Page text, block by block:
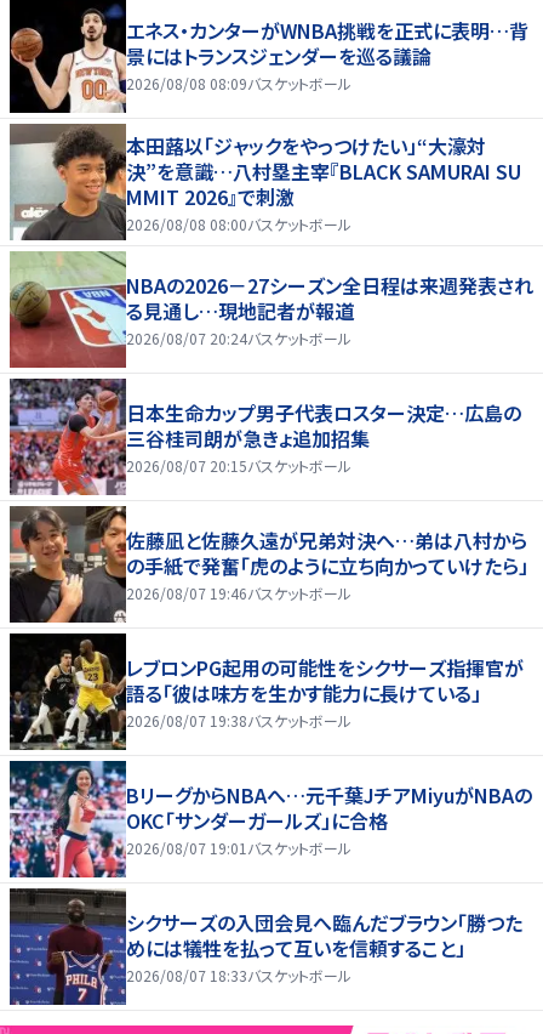
エネス・カンターがWNBA挑戦を正式に表明…背
景にはトランスジェンダーを巡る議論
2026/08/08 08:09バスケットボール
本田蕗以「ジャックをやっつけたい」“大濠対
決”を意識…八村塁主宰『BLACK SAMURAI SU
MMIT 2026』で刺激
2026/08/08 08:00バスケットボール
NBAの2026－27シーズン全日程は来週発表され
る見通し…現地記者が報道
2026/08/07 20:24バスケットボール
日本生命カップ男子代表ロスター決定…広島の
三谷桂司朗が急きょ追加招集
2026/08/07 20:15バスケットボール
佐藤凪と佐藤久遠が兄弟対決へ…弟は八村から
の手紙で発奮「虎のように立ち向かっていけたら」
2026/08/07 19:46バスケットボール
レブロンPG起用の可能性をシクサーズ指揮官が
語る「彼は味方を生かす能力に長けている」
2026/08/07 19:38バスケットボール
BリーグからNBAへ…元千葉JチアMiyuがNBAの
OKC「サンダーガールズ」に合格
2026/08/07 19:01バスケットボール
シクサーズの入団会見へ臨んだブラウン「勝つた
めには犠牲を払って互いを信頼すること」
2026/08/07 18:33バスケットボール